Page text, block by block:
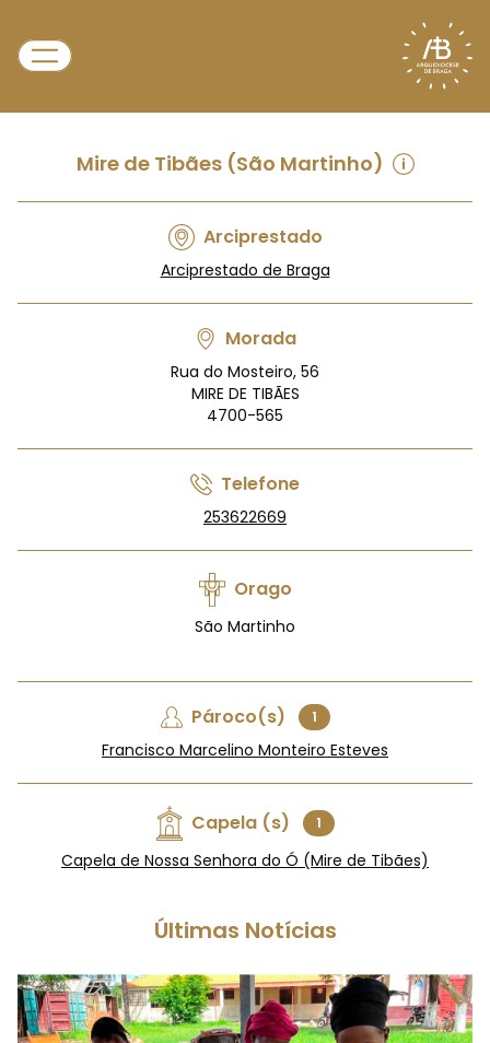
Mire de Tibães (São Martinho)
Arciprestado
Arciprestado de Braga
Morada
Rua do Mosteiro, 56
MIRE DE TIBÃES
4700-565
Telefone
253622669
Orago
São Martinho
Pároco(s) 1
Francisco Marcelino Monteiro Esteves
Capela (s) 1
Capela de Nossa Senhora do Ó (Mire de Tibães)
Últimas Notícias